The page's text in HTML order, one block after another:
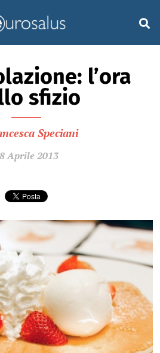
l’ora
sfizio
Speciani
Aprile 2013